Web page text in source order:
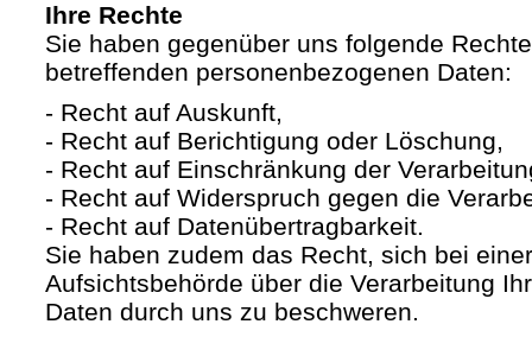
Ihre Rechte
Sie haben gegenüber uns folgende
betreffenden personenbezogenen Daten:
- Recht auf Auskunft,
- Recht auf Berichtigung oder Löschung,
- Recht auf Einschränkung der
- Recht auf Widerspruch gegen die
- Recht auf Datenübertragbarkeit.
Sie haben zudem das Recht, sich bei
Aufsichtsbehörde über die Verarbeitung
Daten durch uns zu beschweren.